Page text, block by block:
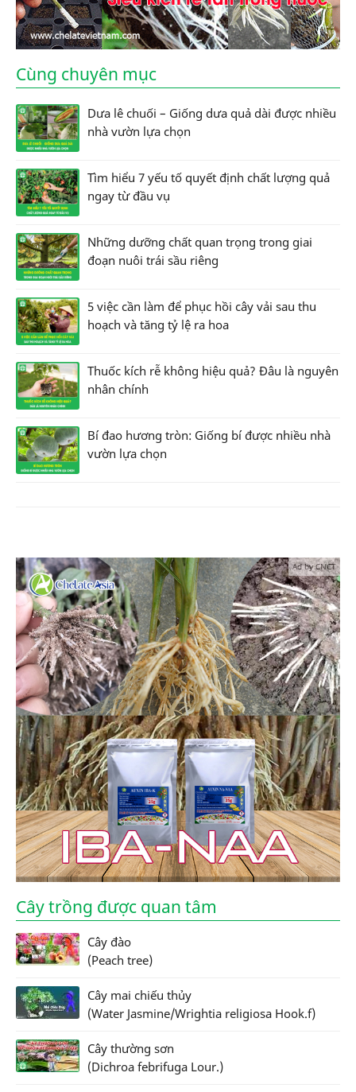
Cùng chuyên mục
Dưa lê chuối – Giống dưa quả dài được nhiều
nhà vườn lựa chọn
Tìm hiểu 7 yếu tố quyết định chất lượng quả
ngay từ đầu vụ
Những dưỡng chất quan trọng trong giai
đoạn nuôi trái sầu riêng
5 việc cần làm để phục hồi cây vải sau thu
hoạch và tăng tỷ lệ ra hoa
Thuốc kích rễ không hiệu quả? Đâu là nguyên
nhân chính
Bí đao hương tròn: Giống bí được nhiều nhà
vườn lựa chọn
Ad by CNCT
Cây trồng được quan tâm
Cây đào
(Peach tree)
Cây mai chiếu thủy
(Water Jasmine/Wrightia religiosa Hook.f)
Cây thường sơn
(Dichroa febrifuga Lour.)